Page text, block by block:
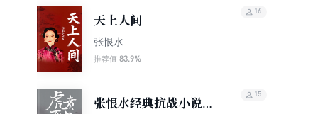
天上人间
张恨水
推荐值 83.9%
16
张恨水经典抗战小说系
15